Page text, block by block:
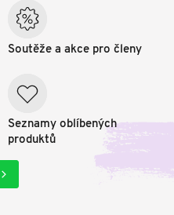
Soutěže a akce pro členy
Seznamy oblíbených
produktů